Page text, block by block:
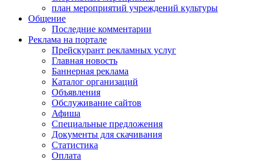
план мероприятий учреждений культуры
Общение
Последние комментарии
Реклама на портале
Прейскурант рекламных услуг
Главная новость
Баннерная реклама
Каталог организаций
Объявления
Обслуживание сайтов
Афиша
Специальные предложения
Документы для скачивания
Статистика
Оплата